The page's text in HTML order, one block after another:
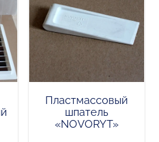
Пластмассовый
шпатель
«NOVORYT»